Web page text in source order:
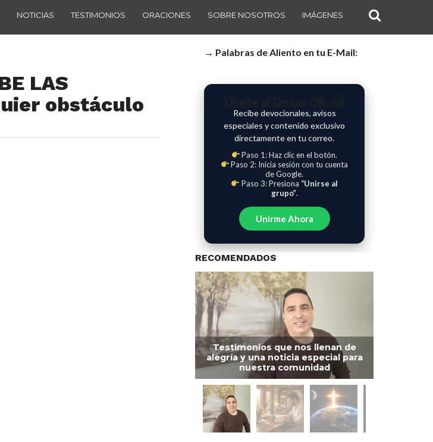
NOTICIAS TESTIMONIOS ORACIONES SOBRE NOSOTROS IMÁGENES
LAS
obstáculo
→ Palabras de Aliento en tu E-Mail:
Recibe devocionales, avisos
especiales y contenido exclusivo
directamente en tu correo.
Paso 1: Haz clic en el botón.
Paso 2: Inicia sesión con tu cuenta
de Google.
Paso 3: Presiona “Unirse al
grupo”.
Unirme Ahora
RECOMENDADOS
Testimonios que nos llenan de
alegría y una noticia especial para
nuestra comunidad